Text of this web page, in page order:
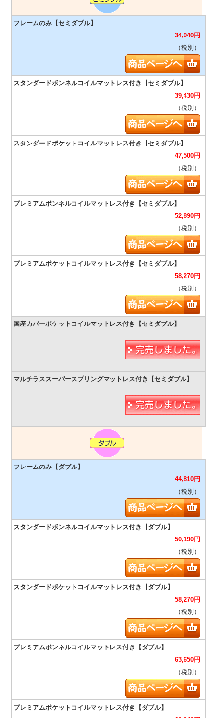
34,040円
（税別）
39,430円
（税別）
47,500円
（税別）
52,890円
（税別）
58,270円
（税別）
44,810円
（税別）
50,190円
（税別）
58,270円
（税別）
63,650円
（税別）